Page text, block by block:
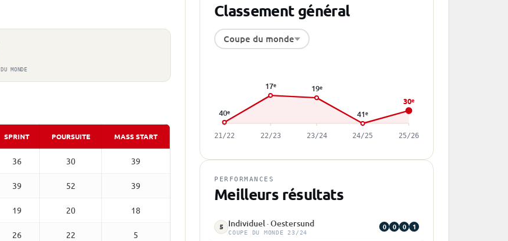
MONDE
SPRINT POURSUITE MASS START
36 30 39
39 52 39
19 20 18
26 22 5
Classement général
Coupe du monde
40e
21/22
17e
22/23
19e
23/24
41e
24/25
30e
25/26
PERFORMANCES
Meilleurs résultats
5 Individuel · Oestersund
COUPE DU MONDE 23/24
0 0 0 1